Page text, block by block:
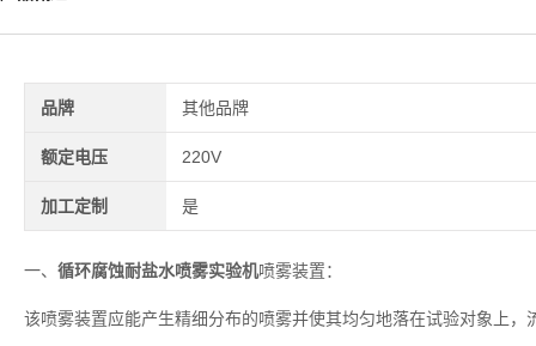
品牌 其他品牌
额定电压 220V
加工定制 是
一、 循环腐蚀耐盐水喷雾实验机喷雾装置：
该喷雾装置应能产生精细分布的喷雾并使其均匀地落在试验对象上，